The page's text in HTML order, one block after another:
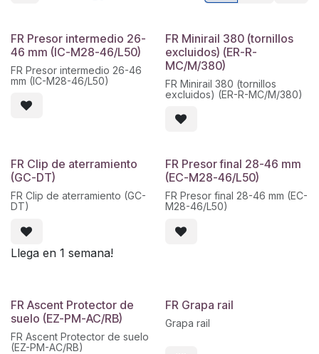
FR Presor intermedio 26-
46 mm (IC-M28-46/L50)
FR Presor intermedio 26-46
mm (IC-M28-46/L50)
FR Minirail 380 (tornillos
excluidos) (ER-R-
MC/M/380)
FR Minirail 380 (tornillos
excluidos) (ER-R-MC/M/380)
FR Clip de aterramiento
(GC-DT)
FR Clip de aterramiento (GC-
DT)
Llega en 1 semana!
FR Presor final 28-46 mm
(EC-M28-46/L50)
FR Presor final 28-46 mm (EC-
M28-46/L50)
FR Ascent Protector de
suelo (EZ-PM-AC/RB)
FR Ascent Protector de suelo
(EZ-PM-AC/RB)
FR Grapa rail
Grapa rail